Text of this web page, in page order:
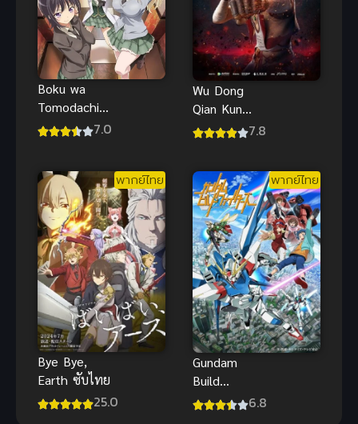
Boku wa
Tomodachi
ga Sukunai
ภาค 2 (พากย์
ไทย)
7.0
Wu Dong
Qian Kun
(2019) มหา7.8
พากย์ไทย
Bye Bye,
Earth ซับไทย
25.0
พากย์ไทย
Gundam
Build
Fighters
6.8